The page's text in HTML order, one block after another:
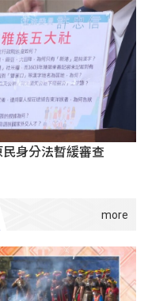
身分法暫緩審查